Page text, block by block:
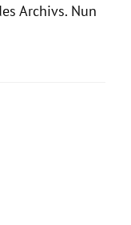
Archivs. Nun